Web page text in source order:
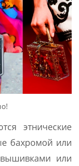
этнические
бахромой или
или